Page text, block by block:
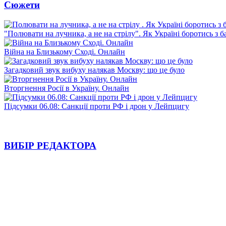
Сюжети
"Полювати на лучника, а не на стрілу". Як Україні боротись з
Війна на Близькому Сході. Онлайн
Загадковий звук вибуху налякав Москву: що це було
Вторгнення Росії в Україну. Онлайн
Підсумки 06.08: Санкції проти РФ і дрон у Лейпцигу
ВИБІР РЕДАКТОРА